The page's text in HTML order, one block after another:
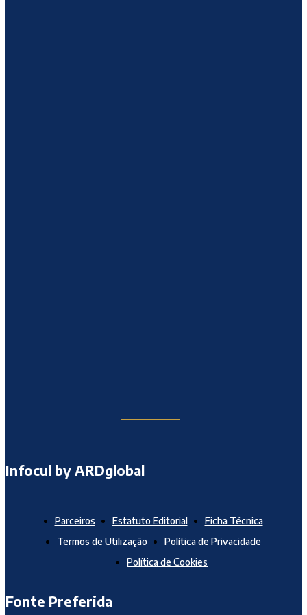
Infocul by ARDglobal
Parceiros Estatuto Editorial
Ficha Técnica
Termos de Utilização
Política de Privacidade
Política de Cookies
Fonte Preferida